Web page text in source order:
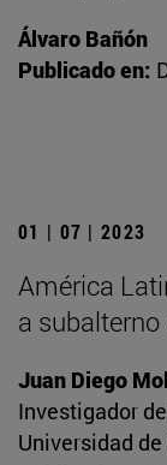
Álvaro Bañón
Publicado en:
01 | 07 | 2023
América
a subalterno
Juan Diego
Investigador
Universidad